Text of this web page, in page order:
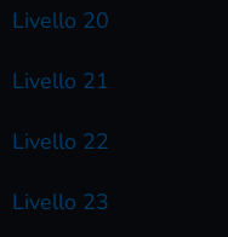
Livello 20
Livello 21
Livello 22
Livello 23